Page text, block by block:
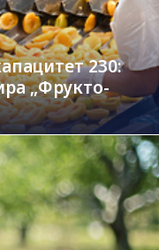
230:
„Фрукто-